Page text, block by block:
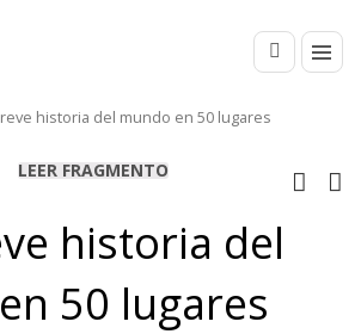
historia del mundo en 50 lugares
LEER FRAGMENTO
historia del
50 lugares